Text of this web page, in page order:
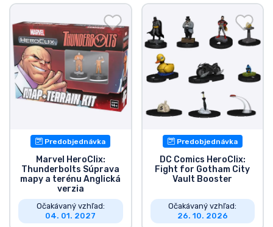
Predobjednávka
Marvel HeroClix:
Thunderbolts Súprava
mapy a terénu Anglická
verzia
Očakávaný vzhľad:
04. 01. 2027
Predobjednávka
DC Comics HeroClix:
Fight for Gotham City
Vault Booster
Očakávaný vzhľad:
26. 10. 2026